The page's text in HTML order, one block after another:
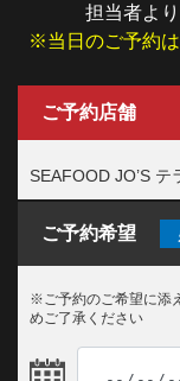
担当者よ
※当日のご予約は
ご予約店舗
SEAFOOD JO’S
ご予約希望
※ご予約のご希望に添
めご了承ください